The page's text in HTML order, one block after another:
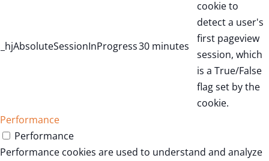
_hjAbsoluteSessionInProgress30 minutes
cookie to
detect a user's
first pageview
session, which
is a True/False
flag set by the
cookie.
Performance
Performance
Performance cookies are used to understand and analyze